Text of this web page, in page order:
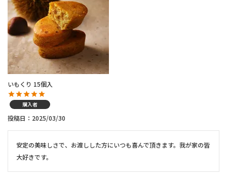
いもくり 15個入
購入者
投稿日 2025/03/30
安定の美味しさで、お渡しした方にいつも喜んで頂きます。我が家の皆
大好きです。